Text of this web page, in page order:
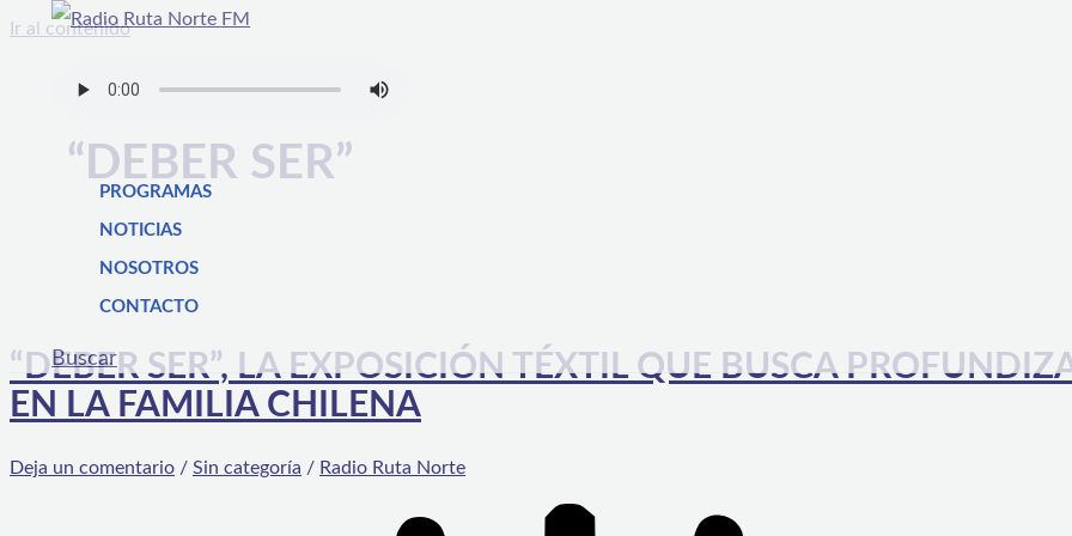
Ir al contenido
PROGRAMAS
NOTICIAS
NOSOTROS
CONTACTO
Buscar
“DEBER SER”
“DEBER SER”, LA EXPOSICIÓN TÉXTIL QUE BUSCA
EN LA FAMILIA CHILENA
Deja un comentario / Sin categoría / Radio Ruta Norte